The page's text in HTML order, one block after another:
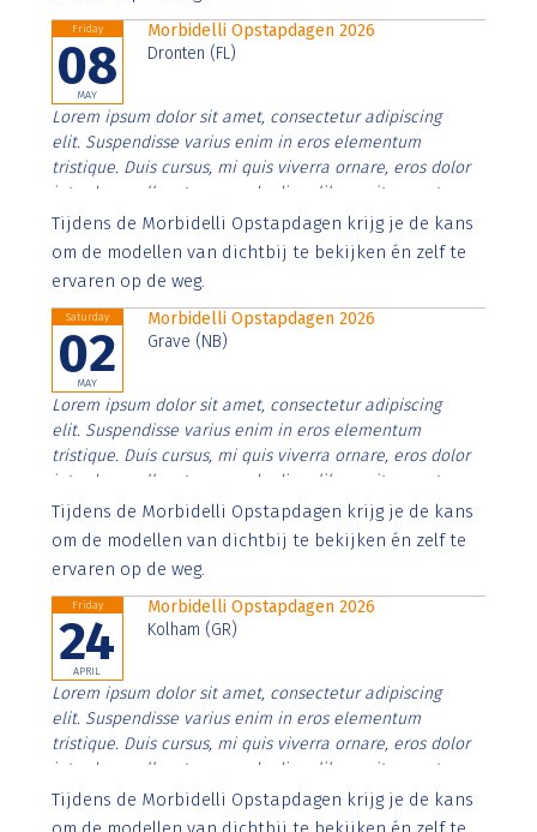
Friday
08
MAY
Morbidelli Opstapdagen 2026
Dronten (FL)
Lorem ipsum dolor sit amet, consectetur adipiscing
elit. Suspendisse varius enim in eros elementum
tristique. Duis cursus, mi quis viverra ornare, eros dolor
interdum nulla, ut commodo diam libero vitae erat.
Aenean faucibus nibh et justo cursus id rutrum lorem
imperdiet. Nunc ut sem vitae risus tristique posuere.
Tijdens de Morbidelli Opstapdagen krijg je de kans
om de modellen van dichtbij te bekijken én zelf te
ervaren op de weg.
Saturday
02
MAY
Morbidelli Opstapdagen 2026
Grave (NB)
Lorem ipsum dolor sit amet, consectetur adipiscing
elit. Suspendisse varius enim in eros elementum
tristique. Duis cursus, mi quis viverra ornare, eros dolor
interdum nulla, ut commodo diam libero vitae erat.
Aenean faucibus nibh et justo cursus id rutrum lorem
imperdiet. Nunc ut sem vitae risus tristique posuere.
Tijdens de Morbidelli Opstapdagen krijg je de kans
om de modellen van dichtbij te bekijken én zelf te
ervaren op de weg.
Friday
24
APRIL
Morbidelli Opstapdagen 2026
Kolham (GR)
Lorem ipsum dolor sit amet, consectetur adipiscing
elit. Suspendisse varius enim in eros elementum
tristique. Duis cursus, mi quis viverra ornare, eros dolor
interdum nulla, ut commodo diam libero vitae erat.
Aenean faucibus nibh et justo cursus id rutrum lorem
imperdiet. Nunc ut sem vitae risus tristique posuere.
Tijdens de Morbidelli Opstapdagen krijg je de kans